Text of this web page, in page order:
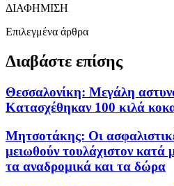
ΔΙΑΦΗΜΙΣΗ
Επιλεγμένα άρθρα
Διαβάστε επίσης
Θεσσαλονίκη: Μεγάλη
Κατασχέθηκαν 100 κιλά
Μητσοτάκης: Οι
μειωθούν τουλάχιστον κατά
τα αναδρομικά και τα δώρα